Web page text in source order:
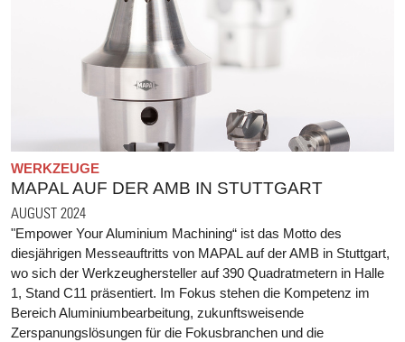
WERKZEUGE
MAPAL AUF DER AMB IN STUTTGART
AUGUST 2024
"Empower Your Aluminium Machining“ ist das Motto des
diesjährigen Messeauftritts von MAPAL auf der AMB in Stuttgart,
wo sich der Werkzeughersteller auf 390 Quadratmetern in Halle
1, Stand C11 präsentiert. Im Fokus stehen die Kompetenz im
Bereich Aluminiumbearbeitung, zukunftsweisende
Zerspanungslösungen für die Fokusbranchen und die